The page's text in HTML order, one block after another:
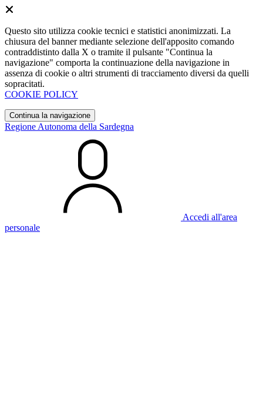
Questo sito utilizza cookie tecnici e statistici anonimizzati. La
chiusura del banner mediante selezione dell'apposito comando
contraddistinto dalla X o tramite il pulsante "Continua la
navigazione" comporta la continuazione della navigazione in
assenza di cookie o altri strumenti di tracciamento diversi da quelli
sopracitati.
COOKIE POLICY
Continua la navigazione
Regione Autonoma della Sardegna
Accedi all'area
personale